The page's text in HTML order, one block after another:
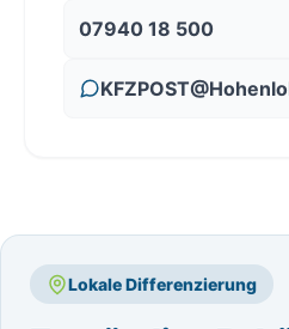
07940 18 500
Lokale Differenzierung